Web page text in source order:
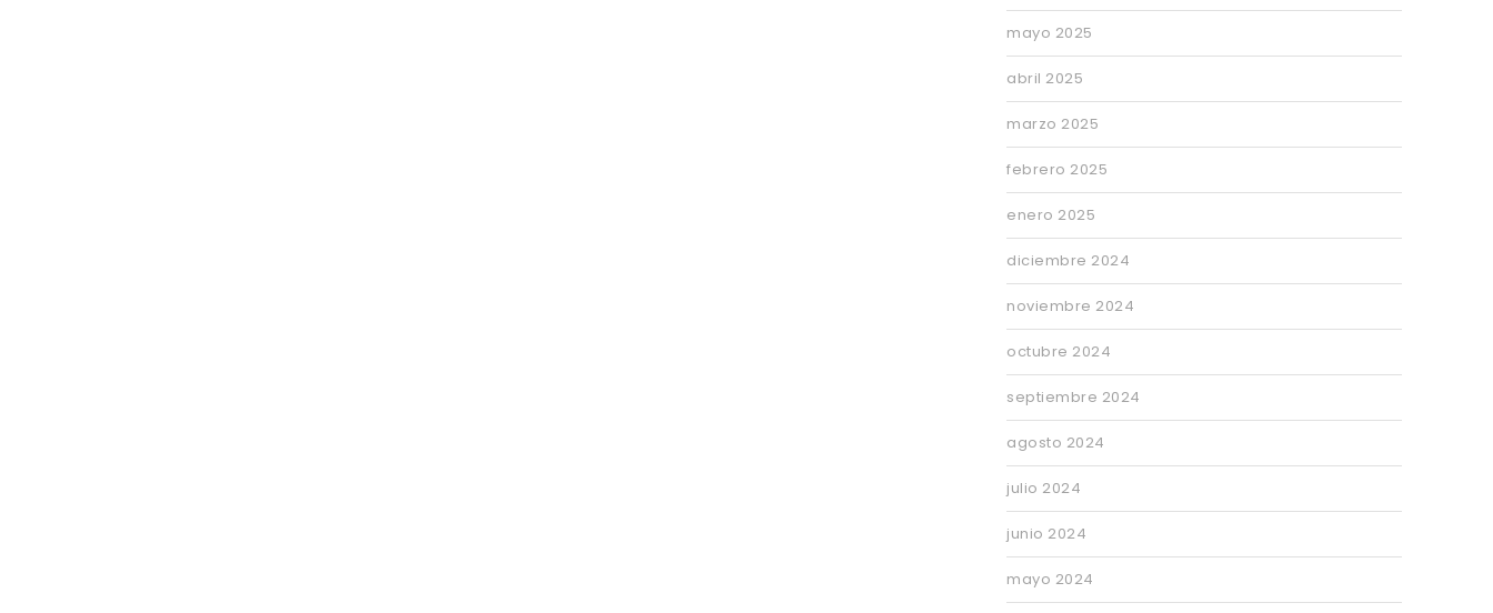
mayo 2025
abril 2025
marzo 2025
febrero 2025
enero 2025
diciembre 2024
noviembre 2024
octubre 2024
septiembre 2024
agosto 2024
julio 2024
junio 2024
mayo 2024